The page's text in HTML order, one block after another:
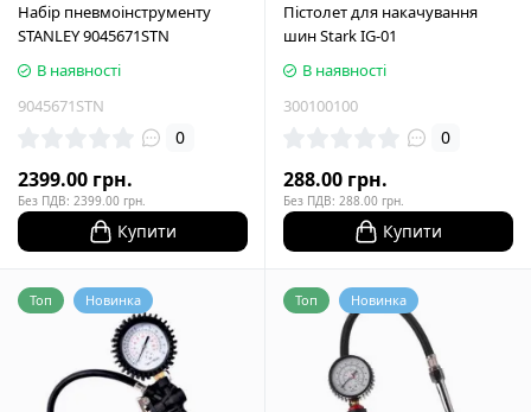
Набір пневмоінструменту
STANLEY 9045671STN
В наявності
9045671STN
0
2399.00 грн.
Без ПДВ: 2399.00 грн.
Купити
Пістолет для накачування
шин Stark IG-01
В наявності
300100100
0
288.00 грн.
Без ПДВ: 288.00 грн.
Купити
Топ Новинка Топ Новинка